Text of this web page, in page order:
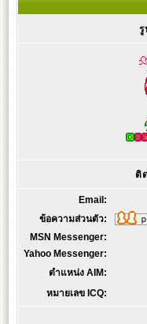
รู
ติ
Email:
ข้อความส่วนตัว:
MSN Messenger:
Yahoo Messenger:
ตำแหน่ง AIM:
หมายเลข ICQ: